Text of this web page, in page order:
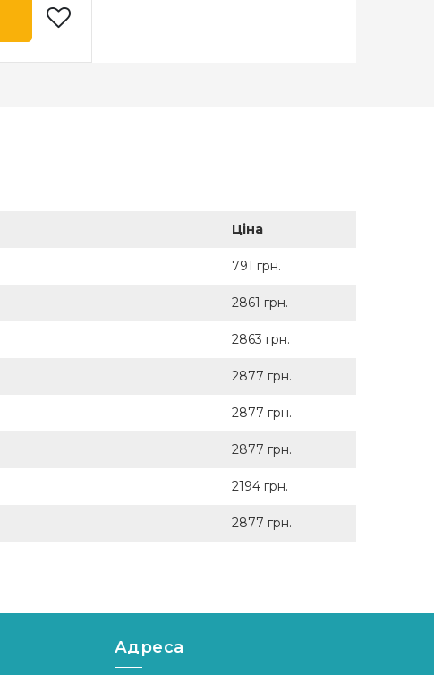
Prym
Ціна
791 грн.
2861 грн.
2863 грн.
2877 грн.
2877 грн.
2877 грн.
2194 грн.
2877 грн.
Адреса